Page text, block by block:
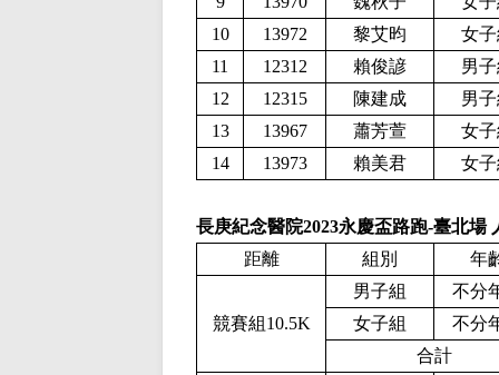
10
13972 黎艾昀
女
11
12312 賴俊諺
男
12
12315 陳建成
男
13
13967 蕭芳萱
女
14
13973 賴美君 女
長庚紀念醫院2023永慶盃路跑-臺北場
距離
組別 年
競賽組10.5K
男子組
不分
女子組
不分
合計